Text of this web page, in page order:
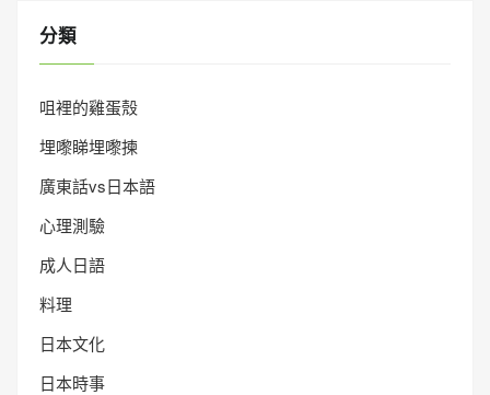
分類
咀裡的雞蛋殼
埋嚟睇埋嚟揀
廣東話vs日本語
心理測驗
成人日語
料理
日本文化
日本時事